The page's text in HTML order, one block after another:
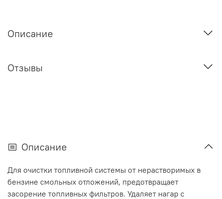
Описание
Отзывы
Описание
Для очистки топливной системы от нерастворимых в
бензине смольных отложений, предотвращает
засорение топливных фильтров. Удаляет нагар с